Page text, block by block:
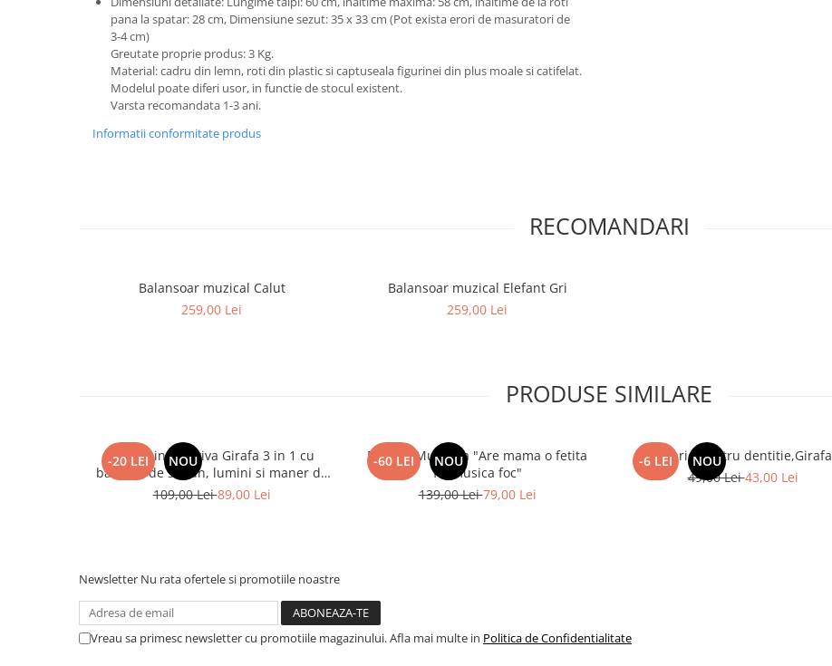
pana la spatar: 28 cm, Dimensiune sezut: 35 x 33 cm (Pot exista erori de masuratori de
3-4 cm)
Greutate proprie produs: 3 Kg.
Material: cadru din lemn, roti din plastic si captuseala figurinei din plus moale si catifelat.
Modelul poate diferi usor, in functie de stocul existent.
Varsta recomandata 1-3 ani.
Informatii conformitate produs
RECOMANDARI
Balansoar muzical Calut
259,00 Lei
Balansoar muzical Elefant Gri
259,00 Lei
PRODUSE SIMILARE
-20 LEI NOU
Jucarie interactiva Girafa 3 in 1 cu
baloane de sapun, lumini si maner de
impins
109,00 Lei89,00 Lei
-60 LEI NOU
Papusa Muzicala "Are mama o fetita
frumusica foc"
139,00 Lei79,00 Lei
-6 LEI NOU
Jucarie pentru dentitie,Girafa
49,00 Lei43,00 Lei
Newsletter Nu rata ofertele si promotiile noastre
Vreau sa primesc newsletter cu promotiile magazinului. Afla mai multe in Politica de Confidentialitate